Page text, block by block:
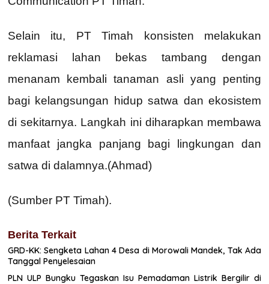
Selain itu, PT Timah konsisten melakukan
reklamasi lahan bekas tambang dengan
menanam kembali tanaman asli yang penting
bagi kelangsungan hidup satwa dan ekosistem
di sekitarnya. Langkah ini diharapkan membawa
manfaat jangka panjang bagi lingkungan dan
satwa di dalamnya.(Ahmad)
(Sumber PT Timah).
Berita Terkait
GRD-KK: Sengketa Lahan 4 Desa di Morowali Mandek, Tak Ada
Tanggal Penyelesaian
PLN ULP Bungku Tegaskan Isu Pemadaman Listrik Bergilir di